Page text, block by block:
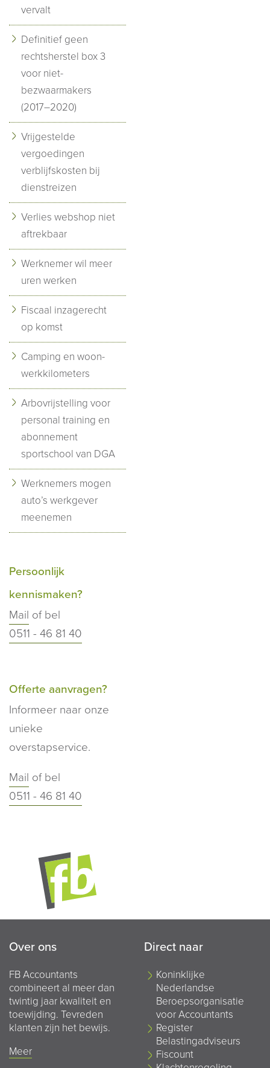
vervalt
Definitief geen
rechtsherstel box 3
voor niet-
bezwaarmakers
(2017–2020)
Vrijgestelde
vergoedingen
verblijfskosten bij
dienstreizen
Verlies webshop niet
aftrekbaar
Werknemer wil meer
uren werken
Fiscaal inzagerecht
op komst
Camping en woon-
werkkilometers
Arbovrijstelling voor
personal training en
abonnement
sportschool van DGA
Werknemers mogen
auto’s werkgever
meenemen
Persoonlijk
kennismaken?
Mail of bel
0511 - 46 81 40
Offerte aanvragen?
Informeer naar onze
unieke
overstapservice.
Mail of bel
0511 - 46 81 40
Over ons
FB Accountants
combineert al meer dan
twintig jaar kwaliteit en
toewijding. Tevreden
klanten zijn het bewijs.
Meer
Direct naar
Koninklijke
Nederlandse
Beroepsorganisatie
voor Accountants
Register
Belastingadviseurs
Fiscount